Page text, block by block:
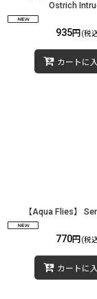
Ostrich
935円 (税
カートに
【Aqua Flies】
770円 (税
カートに